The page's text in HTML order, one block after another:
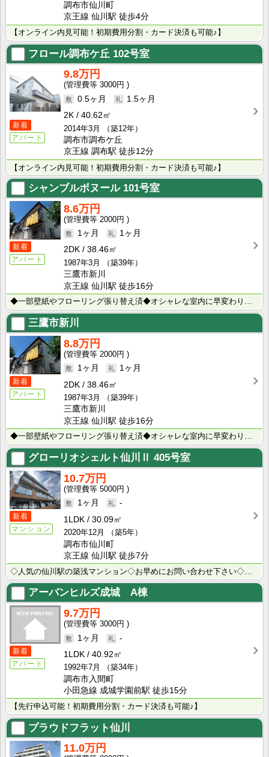
調布市仙川町
京王線 仙川駅 徒歩4分
【オンライン内見可能！初期費用分割・カード決済も可能♪】
フロール調布ケ丘 102号室
新着
アパート
9.8万円
3000円
0.5ヶ月
1.5ヶ月
2K
40.62㎡
2014年3月
（築12年）
調布市調布ケ丘
京王線 調布駅 徒歩12分
【オンライン内見可能！初期費用分割・カード決済も可能♪】
シャンブルボヌール101号室
新着
アパート
8.6万円
2000円
1ヶ月
1ヶ月
2DK
38.46㎡
1987年3月
（築39年）
三鷹市新川
京王線 仙川駅 徒歩16分
◆一部壁紙やフローリング張り替え済◆オシャレな室内に早変わり◆水回りも綺麗にお手入れされたオススメの･･･
三鷹市新川
新着
アパート
8.8万円
2000円
1ヶ月
1ヶ月
2DK
38.46㎡
1987年3月
（築39年）
三鷹市新川
京王線 仙川駅 徒歩16分
◆一部壁紙やフローリング張り替え済◆オシャレな室内に早変わり◆水回りも綺麗にお手入れされたオススメの･･･
グローリオシェルト仙川Ⅱ 405号室
新着
マンション
10.7万円
5000円
1ヶ月
-
1LDK
30.09㎡
2020年12月
（築5年）
調布市仙川町
京王線 仙川駅 徒歩7分
アーバンヒルズ成城 A棟
新着
アパート
9.7万円
3000円
1ヶ月
-
1LDK
40.92㎡
1992年7月
（築34年）
調布市入間町
小田急線 成城学園前駅 徒歩15分
【先行申込可能！初期費用分割・カード決済も可能♪】
プラウドフラット仙川
11.0万円